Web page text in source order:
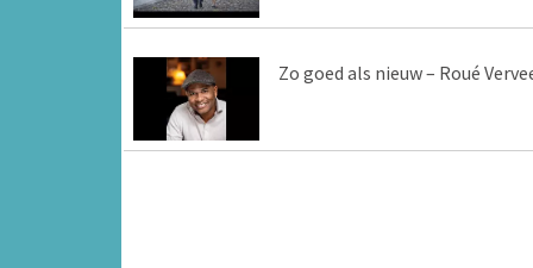
Zo goed als nieuw – Roué